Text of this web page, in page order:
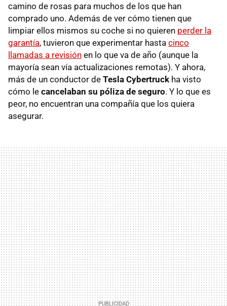
camino de rosas para muchos de los que han
comprado uno. Además de ver cómo tienen que
limpiar ellos mismos su coche si no quieren perder la
garantía, tuvieron que experimentar hasta cinco
llamadas a revisión en lo que va de año (aunque la
mayoría sean vía actualizaciones remotas). Y ahora,
más de un conductor de Tesla Cybertruck ha visto
cómo le cancelaban su póliza de seguro. Y lo que es
peor, no encuentran una compañía que los quiera
asegurar.